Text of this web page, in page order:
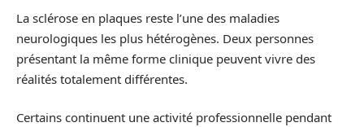
La sclérose en plaques reste l’une des maladies
neurologiques les plus hétérogènes. Deux personnes
présentant la même forme clinique peuvent vivre des
réalités totalement différentes.
Certains continuent une activité professionnelle pendant